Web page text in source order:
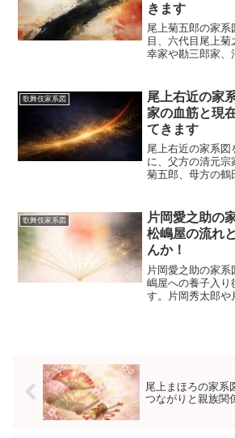
きます
尾上菊五郎の家
目、六代目尾上
幸家や勘三郎家、
いも初見向けに解
歌舞伎家系図
尾上右近の家
家の血筋と現
てきます
尾上右近の家系図
に、父方の清元
菊五郎、母方の鶴
で一つの記事で整
歌舞伎家系図
片岡愛之助の
松嶋屋の流れ
んか！
片岡愛之助の家
嶋屋への養子入り
す。片岡秀太郎や
尾上まほろの家系
つながりと親族関